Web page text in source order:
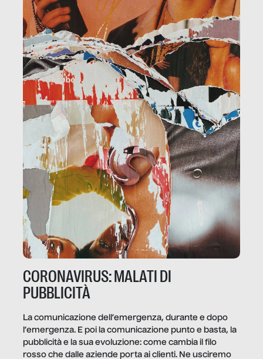
CORONAVIRUS: MALATI DI
PUBBLICITÀ
La comunicazione dell’emergenza, durante e dopo
l’emergenza. E poi la comunicazione punto e basta, la
pubblicità e la sua evoluzione: come cambia il filo
rosso che dalle aziende porta ai clienti. Ne usciremo